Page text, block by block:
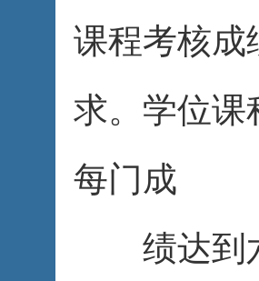
课程考核成
求。学位课
每门成
绩达到六